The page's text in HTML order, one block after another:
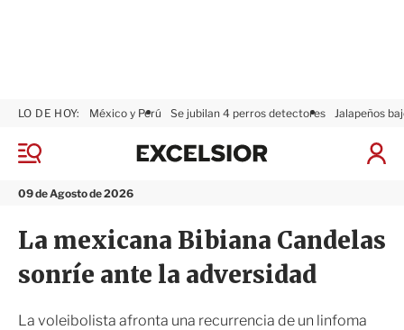
M
n
09 de Agosto de 2026
LO DE HOY: México y Perú Se jubilan 4 perros detectores Jalapeños
I
a
x
i
o
r
La mexicana Bibiana Candelas
sonríe ante la adversidad
La voleibolista afronta una recurrencia de un linfoma